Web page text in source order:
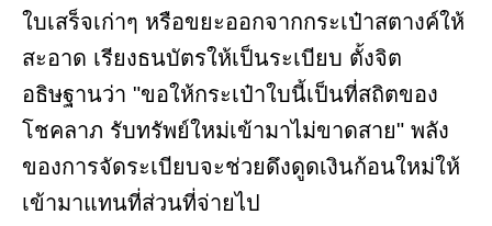
ใบเสร็จเก่าๆ หรือขยะออกจากกระเป๋าสตางค์ให้
สะอาด เรียงธนบัตรให้เป็นระเบียบ ตั้งจิต
อธิษฐานว่า "ขอให้กระเป๋าใบนี้เป็นที่สถิตของ
โชคลาภ รับทรัพย์ใหม่เข้ามาไม่ขาดสาย" พลัง
ของการจัดระเบียบจะช่วยดึงดูดเงินก้อนใหม่ให้
เข้ามาแทนที่ส่วนที่จ่ายไป